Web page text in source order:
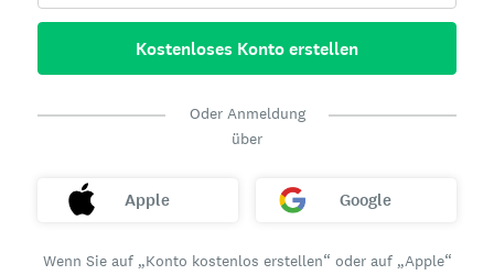
Kostenloses Konto erstellen
Oder Anmeldung
über
Apple Google
Wenn Sie auf „Konto kostenlos erstellen“ oder auf „Apple“